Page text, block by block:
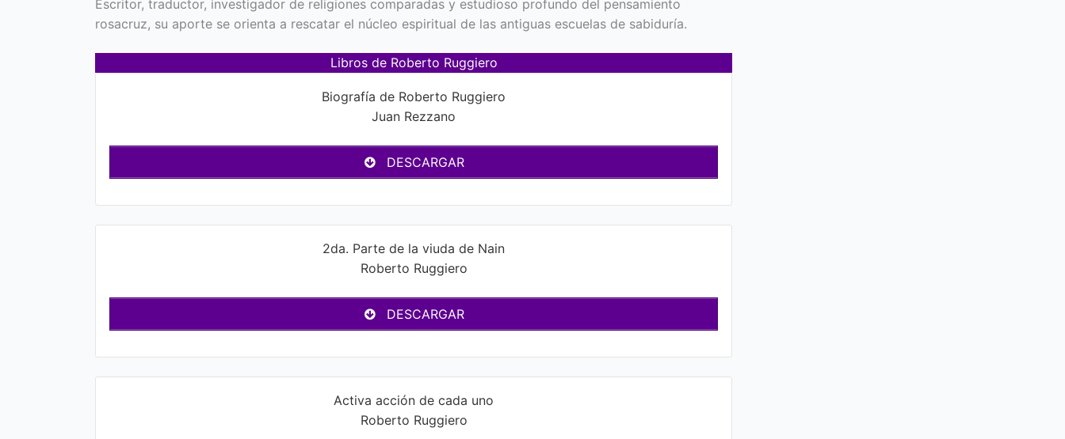
Escritor, traductor, investigador de religiones comparadas y estudioso profundo del pensamiento
rosacruz, su aporte se orienta a rescatar el núcleo espiritual de las antiguas escuelas de sabiduría.
Libros de Roberto Ruggiero
Biografía de Roberto Ruggiero
Juan Rezzano
DESCARGAR
2da. Parte de la viuda de Nain
Roberto Ruggiero
DESCARGAR
Activa acción de cada uno
Roberto Ruggiero